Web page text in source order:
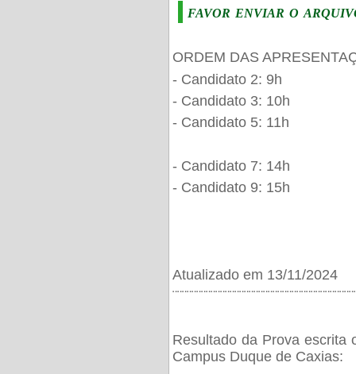
favor enviar o
ORDEM DAS
- Candidato 2: 9h
- Candidato 3: 10h
- Candidato 5: 11h
- Candidato 7: 14h
- Candidato 9: 15h
Atualizado em 13/11/2024
Resultado da Prova escrita
Campus Duque de Caxias: